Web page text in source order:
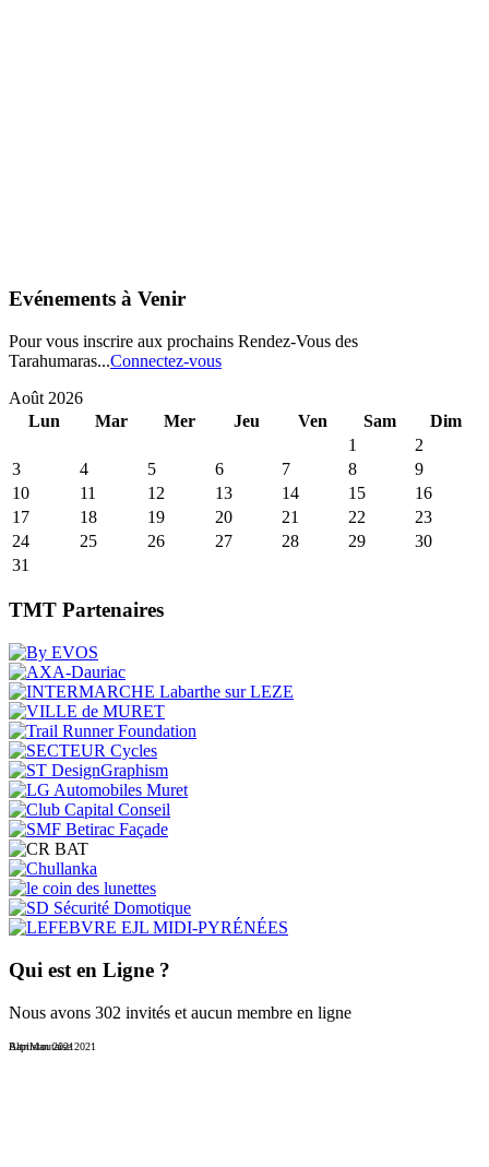
Evénements à Venir
Pour vous inscrire aux prochains Rendez-Vous des
Tarahumaras...Connectez-vous
Août 2026
Lun
Mar Mer Jeu Ven Sam
Dim
1
2
3
4 5 6 7 8
9
10
11 12 13 14 15
16
17
18 19 20 21 22
23
24
25 26 27 28 29
30
31
TMT Partenaires
Qui est en Ligne ?
Nous avons 302 invités et aucun membre en ligne
Baptistoutaise 2021
AltriMan 2021